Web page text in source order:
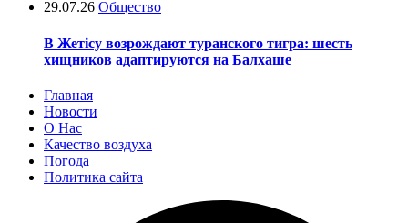
29.07.26 Общество
В Жетісу возрождают туранского тигра: шесть
хищников адаптируются на Балхаше
Главная
Новости
О Нас
Качество воздуха
Погода
Политика сайта